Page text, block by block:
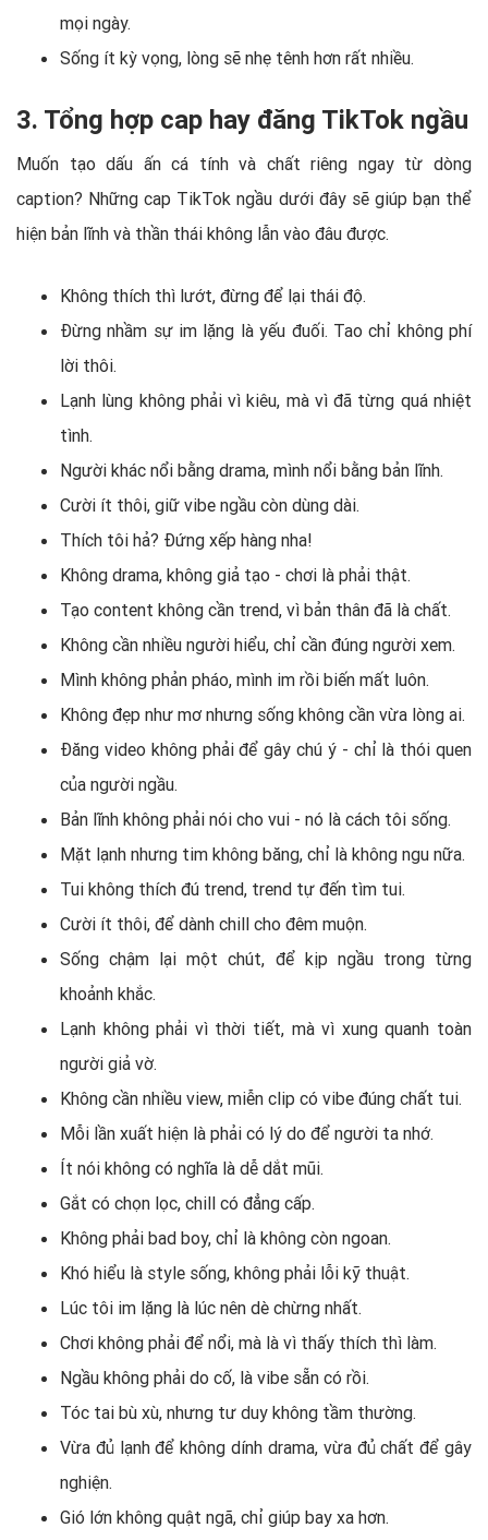
mọi ngày.
Sống ít kỳ vọng, lòng sẽ nhẹ tênh hơn rất nhiều.
3. Tổng hợp cap hay đăng TikTok ngầu
Muốn tạo dấu ấn cá tính và chất riêng ngay từ dòng
caption? Những cap TikTok ngầu dưới đây sẽ giúp bạn thể
hiện bản lĩnh và thần thái không lẫn vào đâu được.
Không thích thì lướt, đừng để lại thái độ.
Đừng nhầm sự im lặng là yếu đuối. Tao chỉ không phí
lời thôi.
Lạnh lùng không phải vì kiêu, mà vì đã từng quá nhiệt
tình.
Người khác nổi bằng drama, mình nổi bằng bản lĩnh.
Cười ít thôi, giữ vibe ngầu còn dùng dài.
Thích tôi hả? Đứng xếp hàng nha!
Không drama, không giả tạo - chơi là phải thật.
Tạo content không cần trend, vì bản thân đã là chất.
Không cần nhiều người hiểu, chỉ cần đúng người xem.
Mình không phản pháo, mình im rồi biến mất luôn.
Không đẹp như mơ nhưng sống không cần vừa lòng ai.
Đăng video không phải để gây chú ý - chỉ là thói quen
của người ngầu.
Bản lĩnh không phải nói cho vui - nó là cách tôi sống.
Mặt lạnh nhưng tim không băng, chỉ là không ngu nữa.
Tui không thích đú trend, trend tự đến tìm tui.
Cười ít thôi, để dành chill cho đêm muộn.
Sống chậm lại một chút, để kịp ngầu trong từng
khoảnh khắc.
Lạnh không phải vì thời tiết, mà vì xung quanh toàn
người giả vờ.
Không cần nhiều view, miễn clip có vibe đúng chất tui.
Mỗi lần xuất hiện là phải có lý do để người ta nhớ.
Ít nói không có nghĩa là dễ dắt mũi.
Gắt có chọn lọc, chill có đẳng cấp.
Không phải bad boy, chỉ là không còn ngoan.
Khó hiểu là style sống, không phải lỗi kỹ thuật.
Lúc tôi im lặng là lúc nên dè chừng nhất.
Chơi không phải để nổi, mà là vì thấy thích thì làm.
Ngầu không phải do cố, là vibe sẵn có rồi.
Tóc tai bù xù, nhưng tư duy không tầm thường.
Vừa đủ lạnh để không dính drama, vừa đủ chất để gây
nghiện.
Gió lớn không quật ngã, chỉ giúp bay xa hơn.